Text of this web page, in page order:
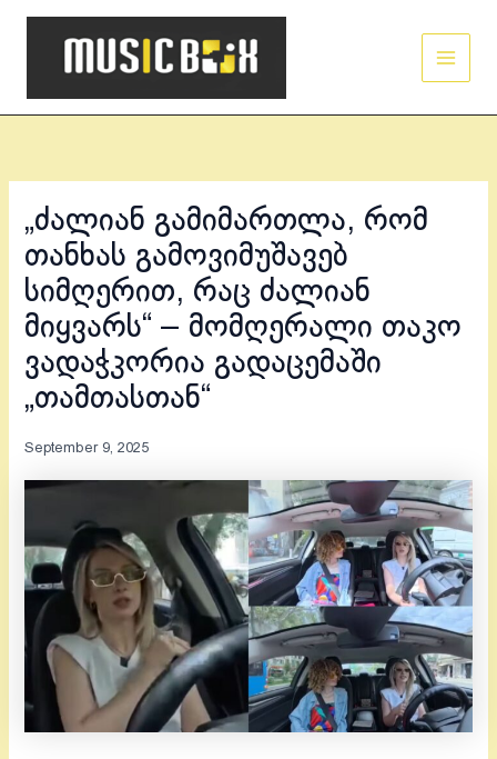
Skip
„ძალიან გამიმართლა, რომ
თანხას გამოვიმუშავებ
სიმღერით, რაც ძალიან
მიყვარს“ – მომღერალი თაკო
ვადაჭკორია გადაცემაში
„თამთასთან“
September 9, 2025